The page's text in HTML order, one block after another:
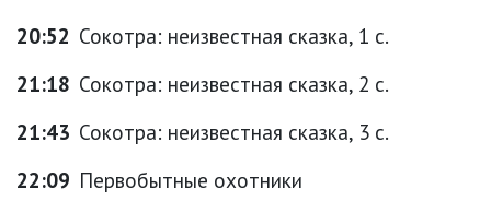
20:52 Сокотра: неизвестная сказка, 1 с.
21:18 Сокотра: неизвестная сказка, 2 с.
21:43 Сокотра: неизвестная сказка, 3 с.
22:09 Первобытные охотники